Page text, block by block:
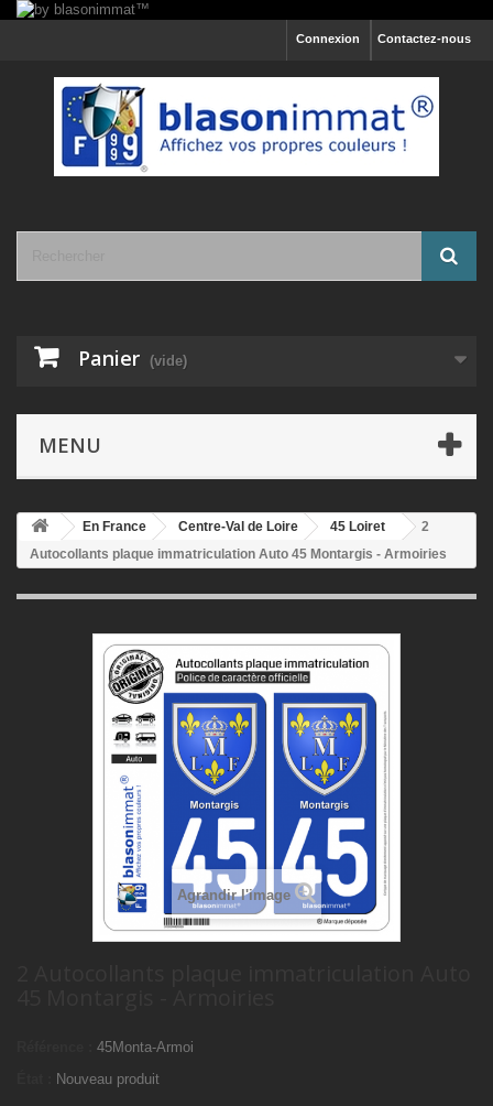
Contactez-nous
Connexion
Panier (vide)
MENU
En France Centre-Val de Loire 45 Loiret
2
Autocollants plaque immatriculation Auto 45 Montargis - Armoiries
Agrandir l'image
45Monta-Armoi
Nouveau produit